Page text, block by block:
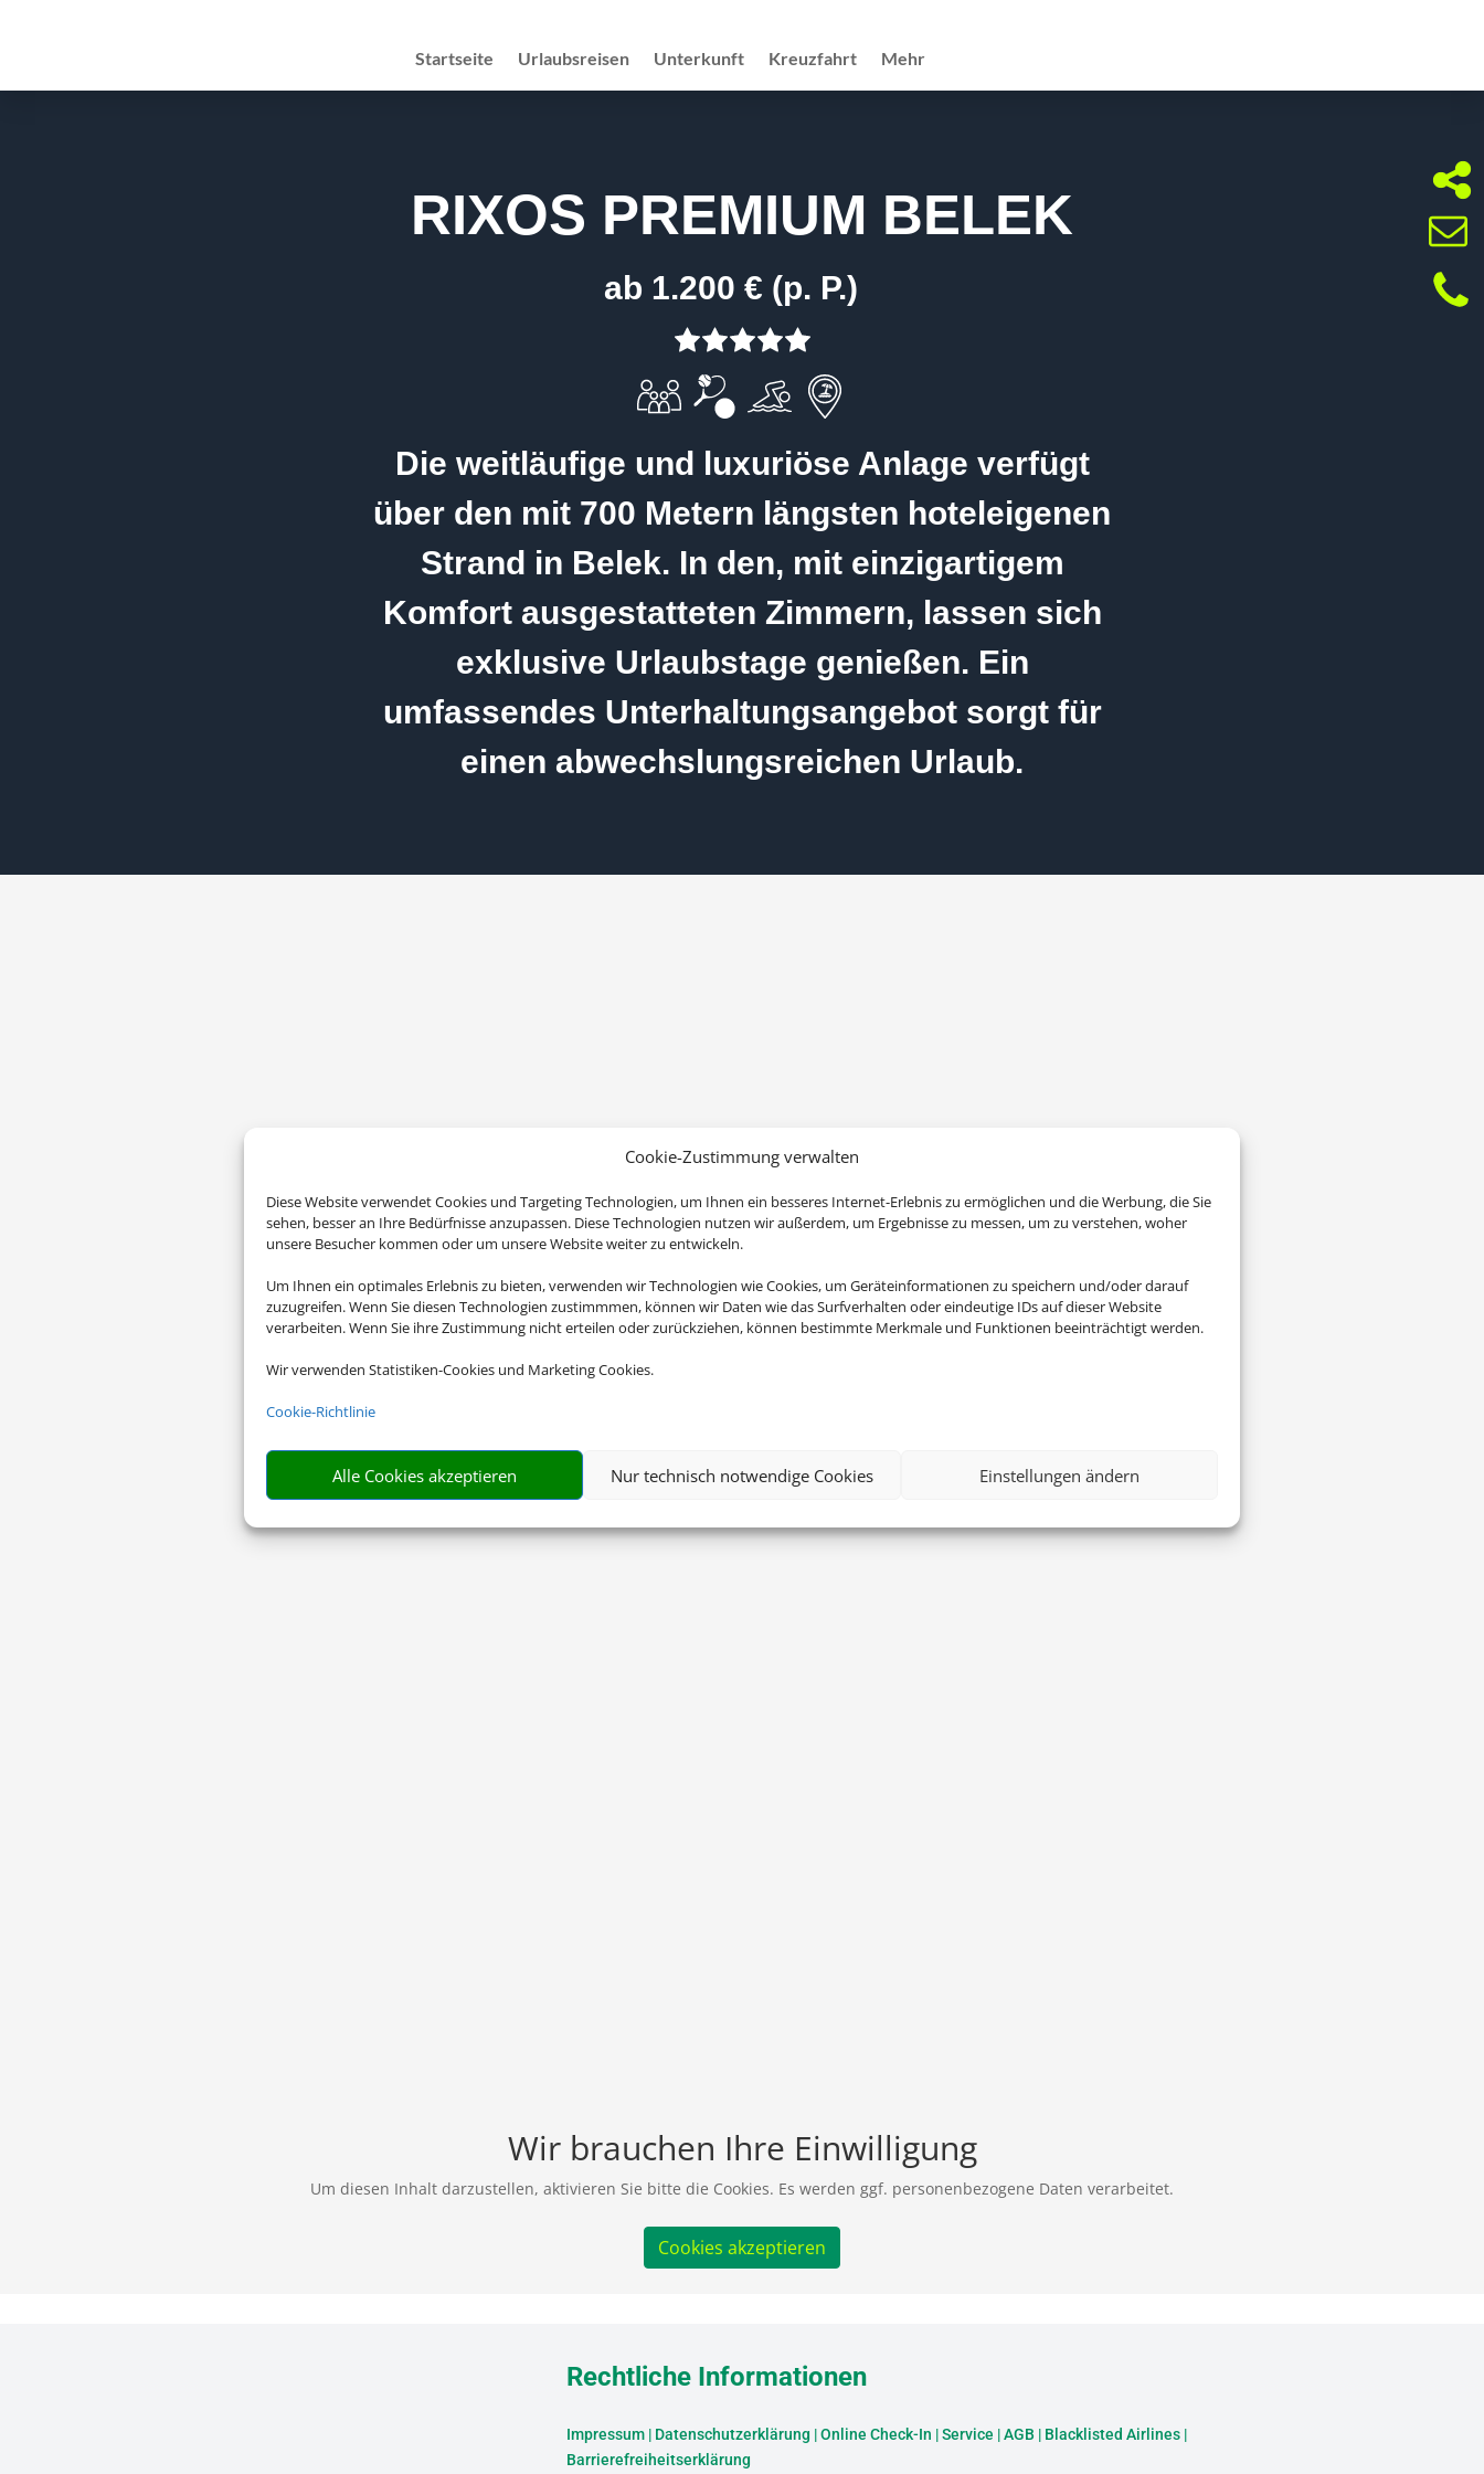
Cookie-Zustimmung verwalten
Diese Website verwendet Cookies und Targeting Technologien, um Ihnen ein besseres Internet-Erlebnis zu ermöglichen und die Werbung, die Sie
sehen, besser an Ihre Bedürfnisse anzupassen. Diese Technologien nutzen wir außerdem, um Ergebnisse zu messen, um zu verstehen, woher
unsere Besucher kommen oder um unsere Website weiter zu entwickeln.
Um Ihnen ein optimales Erlebnis zu bieten, verwenden wir Technologien wie Cookies, um Geräteinformationen zu speichern und/oder darauf
zuzugreifen. Wenn Sie diesen Technologien zustimmmen, können wir Daten wie das Surfverhalten oder eindeutige IDs auf dieser Website
verarbeiten. Wenn Sie ihre Zustimmung nicht erteilen oder zurückziehen, können bestimmte Merkmale und Funktionen beeinträchtigt werden.
Wir verwenden Statistiken-Cookies und Marketing Cookies.
Cookie-Richtlinie
Alle Cookies akzeptieren Nur technisch notwendige Cookies Einstellungen ändern
Startseite Urlaubsreisen Unterkunft Kreuzfahrt Mehr
RIXOS PREMIUM BELEK
ab 1.200 € (p. P.)
Die weitläufige und luxuriöse Anlage verfügt
über den mit 700 Metern längsten hoteleigenen
Strand in Belek. In den, mit einzigartigem
Komfort ausgestatteten Zimmern, lassen sich
exklusive Urlaubstage genießen. Ein
umfassendes Unterhaltungsangebot sorgt für
einen abwechslungsreichen Urlaub.
Wir brauchen Ihre Einwilligung
Um diesen Inhalt darzustellen, aktivieren Sie bitte die Cookies. Es werden ggf. personenbezogene Daten verarbeitet.
Cookies akzeptieren
Rechtliche Informationen
Impressum| Datenschutzerklärung |Online Check-In |Service |AGB | Blacklisted Airlines|
Barrierefreiheitserklärung